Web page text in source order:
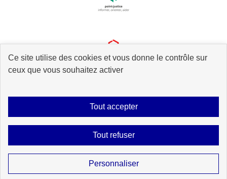
Ce site utilise des cookies et vous donne le contrôle sur
ceux que vous souhaitez activer
Tout accepter
Tout refuser
Personnaliser
Plan du site Accessibilité : partiellement conforme Mentions légales
Gestion des cookies
contenus de ce site sont proposés souslicence etalab-2.0